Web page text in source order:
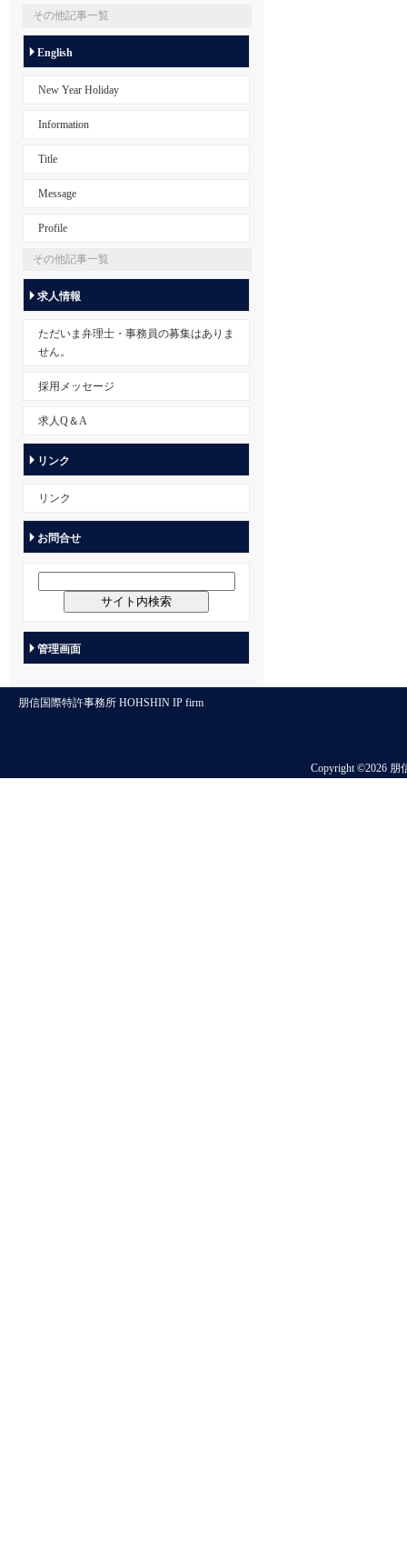
その他記事一覧
English
New Year Holiday
Information
Title
Message
Profile
その他記事一覧
求人情報
ただいま弁理士・事務員の募集はありま
せん。
採用メッセージ
求人Q＆A
リンク
リンク
お問合せ
管理画面
朋信国際特許事務所 HOHSHIN IP firm
Copyright ©2026 朋